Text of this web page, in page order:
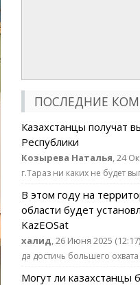
ПОСЛЕДНИЕ
Казахстанцы получат
Республики
Козырева Наталья, 24
г.Тараз ни каких не будет
В этом году на
области будет
KazEOSat
халид, 26 Июня 2025 (12:17)
да достичь большего
Могут ли казахстанцы